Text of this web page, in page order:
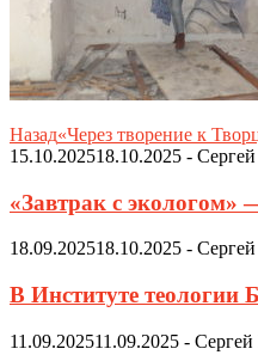
Назад«Через творение к
15.10.202518.10.2025 -
«Завтрак с экологом»
18.09.202518.10.2025 -
В Институте теологии
11.09.202511.09.2025 -